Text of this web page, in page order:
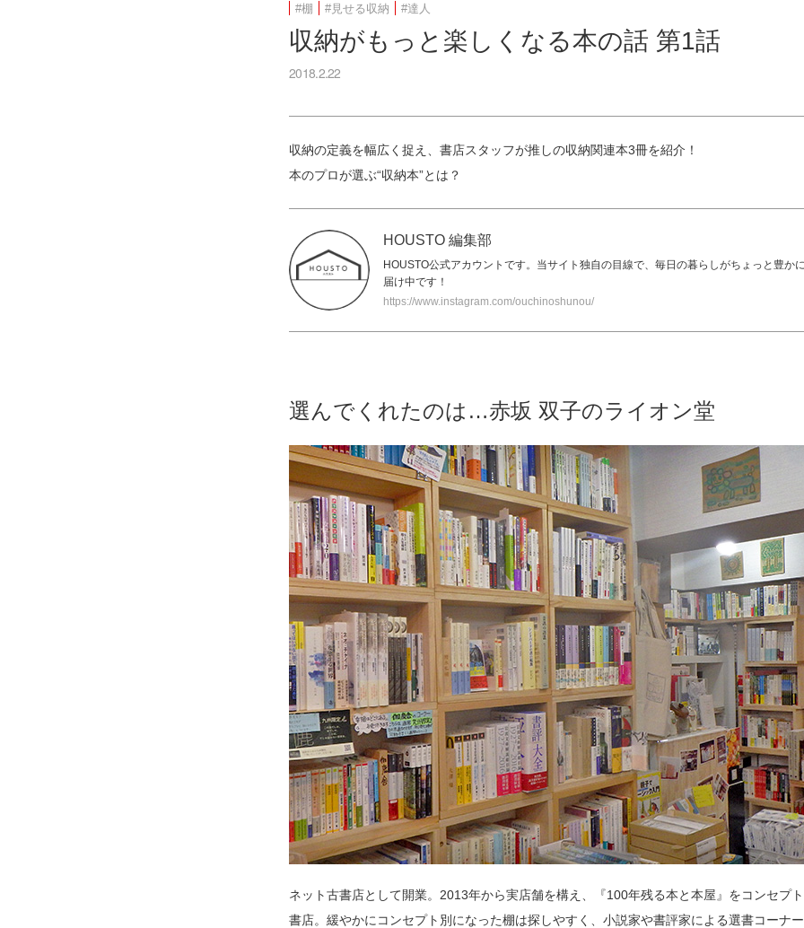
#棚 #見せる収納 #達人
収納がもっと楽しくなる本の話 第1話
2018.2.22
収納の定義を幅広く捉え、書店スタッフが推しの収納関連本3冊を紹介！
本のプロが選ぶ“収納本”とは？
HOUSTO 編集部
HOUSTO公式アカウントです。当サイト独自の目線で、毎日の暮らしがちょっと豊か
届け中です！
https://www.instagram.com/ouchinoshunou/
選んでくれたのは…赤坂 双子のライオン堂
ネット古書店として開業。2013年から実店舗を構え、『100年残る本と本屋』をコンセプ
書店。緩やかにコンセプト別になった棚は探しやすく、小説家や書評家による選書コーナー